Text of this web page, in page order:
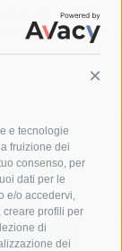
e tecnologie
fruizione dei
consenso, per
dati per le
e/o accedervi,
profili per
di
dei
una
fermato
carabinieri